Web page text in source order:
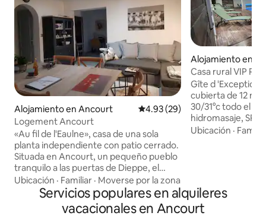
Alojamiento en Ancourt Calificación promedio: 4.93 de
4.93 (29)
Logement Ancourt
«Au fil de l'Eaulne», casa de una sola
planta independiente con patio cerrado.
Situada en Ancourt, un pequeño pueblo
tranquilo a las puertas de Dieppe, el
mercado más bonito de Francia, y su
puerto deportivo y al pie del bosque de
Arques, punto de partida de diversas
excursiones. Clasificado como
Ubicación · Familiar · Moverse por la zona
Alojamiento en
Casa rural VIP
m/spa/sauna/
Gîte d 'Exception
cubierta de 12
30/31°c todo el
hidromasaje,
vapor, tetera,
una superficie
incluyendo 160
relajación
Ubicación ·
Servicios populares en alquileres
vacacionales en Ancourt